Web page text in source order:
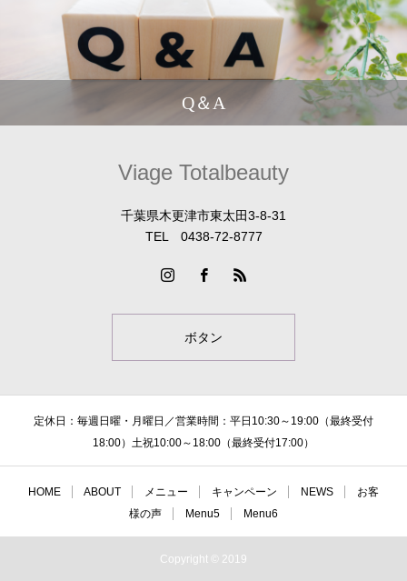
Q＆A
Viage Totalbeauty
千葉県木更津市東太田3-8-31
TEL 0438-72-8777
ボタン
定休日：毎週日曜・月曜日／営業時間：平日10:30～19:00（最終受付
18:00）土祝10:00～18:00（最終受付17:00）
HOME ABOUT メニュー キャンペーン NEWS
お客
様の声
Menu5 Menu6
Copyright © 2019